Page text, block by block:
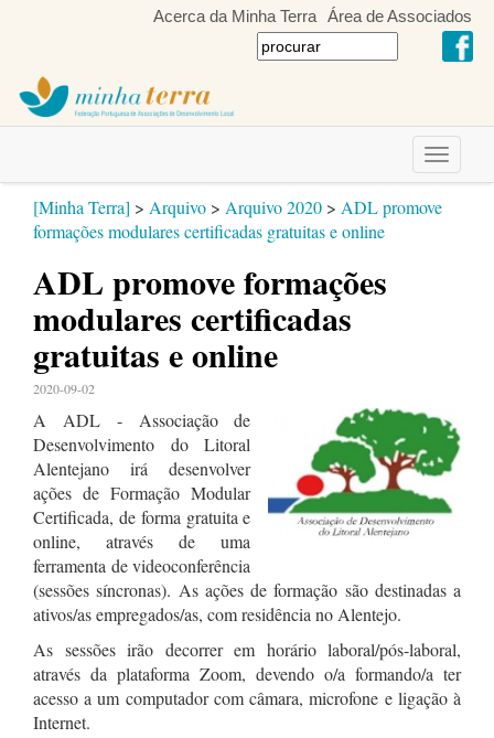
Acerca da Minha Terra Área de Associados
Toggle
[Minha Terra] > Arquivo > Arquivo 2020 > ADL promove
formações modulares certificadas gratuitas e online
ADL promove formações
modulares certificadas
gratuitas e online
2020-09-02
A ADL - Associação de
Desenvolvimento do Litoral
Alentejano irá desenvolver
ações de Formação Modular
Certificada, de forma gratuita e
online, através de uma
ferramenta de videoconferência
(sessões síncronas). As ações de formação são destinadas a
ativos/as empregados/as, com residência no Alentejo.
As sessões irão decorrer em horário laboral/pós-laboral,
através da plataforma Zoom, devendo o/a formando/a ter
acesso a um computador com câmara, microfone e ligação à
Internet.